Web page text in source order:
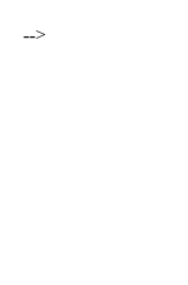
-->